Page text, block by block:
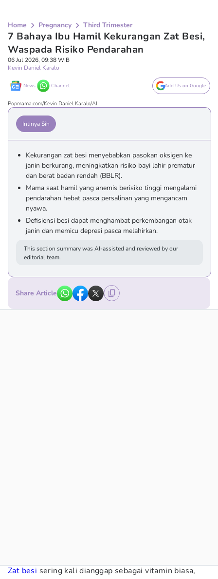
Home Pregnancy Third Trimester
7 Bahaya Ibu Hamil Kekurangan Zat Besi,
Waspada Risiko Pendarahan
06 Jul 2026, 09:38 WIB
Kevin Daniel Karalo
News Channel Add Us on Google
Popmama.com/Kevin Daniel Karalo/AI
Intinya Sih
Kekurangan zat besi menyebabkan pasokan oksigen ke
janin berkurang, meningkatkan risiko bayi lahir prematur
dan berat badan rendah (BBLR).
Mama saat hamil yang anemis berisiko tinggi mengalami
pendarahan hebat pasca persalinan yang mengancam
nyawa.
Defisiensi besi dapat menghambat perkembangan otak
janin dan memicu depresi pasca melahirkan.
This section summary was AI-assisted and reviewed by our
editorial team.
Share Article
Zat besi sering kali dianggap sebagai vitamin biasa,